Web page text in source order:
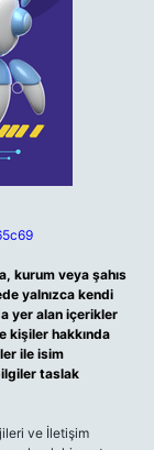
kurum veya şahıs
yalnızca kendi
yer alan içerikler
kişiler hakkında
ile isim
taslak
ve İletişim